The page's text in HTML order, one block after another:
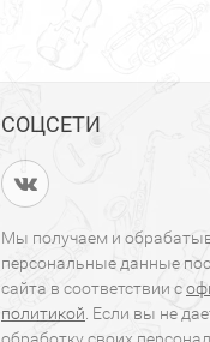
СОЦСЕТИ
Мы получаем и
персональные данные
сайта в соответствии с
политикой . Если вы не